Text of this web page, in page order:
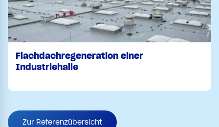
Flachdachregeneration einer
Industriehalle
Zur Referenzübersicht